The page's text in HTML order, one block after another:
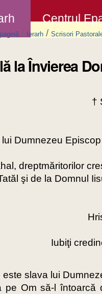
Centrul
/ Ierarh / Scrisori
la Învierea
†
lui Dumnezeu
dreptmăritorilor
şi de la Domnul
Iubiţi
slava lui
pe Om să-l